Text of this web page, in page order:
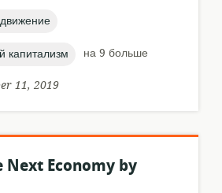
на 9 больше
11, 2019
Next Economy by